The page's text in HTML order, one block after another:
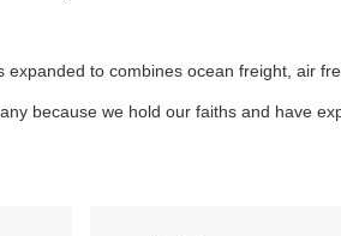
to combines ocean freight, air
because we hold our faiths and have